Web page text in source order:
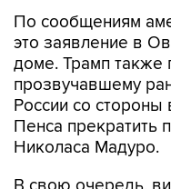
По сообщениям
это заявление в
доме. Трамп также
прозвучавшему
России со
Пенса прекратить
Николаса Мадуро.